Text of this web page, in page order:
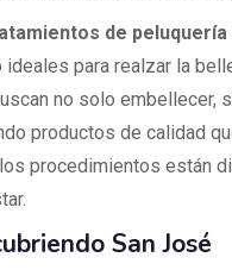
de peluquería
ideales para realzar la
no solo embellecer,
productos de calidad
procedimientos están
San José